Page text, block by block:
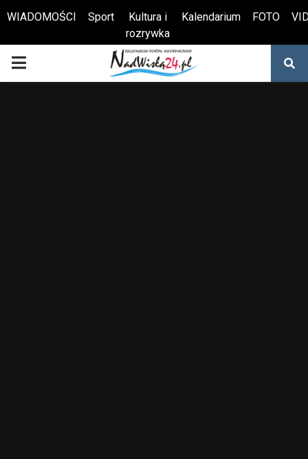
Otwórz pasek narzędzi
WIADOMOŚCI Sport
Kultura i
rozrywka
Kalendarium FOTO
PRIMARY